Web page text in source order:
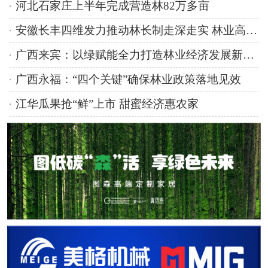
河北石家庄上半年完成营造林82万多亩
安徽长丰四维发力推动林长制走深走实 林业高质量发展成效显著
广西来宾：以绿赋能全力打造林业经济发展新引擎
广西永福：“四个关键”确保林业政策落地见效
江华瓜果抢“鲜”上市 甜蜜经济惠农家